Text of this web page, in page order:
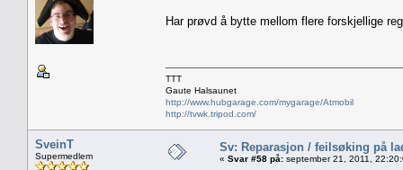
Har prøvd å bytte mellom flere forskjellige
TTT
Gaute Halsaunet
http://www.hubgarage.com/mygarage/Atmobil
http://tvwk.tripod.com/
SveinT
Supermedlem
Sv: Reparasjon / feilsøking på
« Svar #58 på: september 21, 2011,